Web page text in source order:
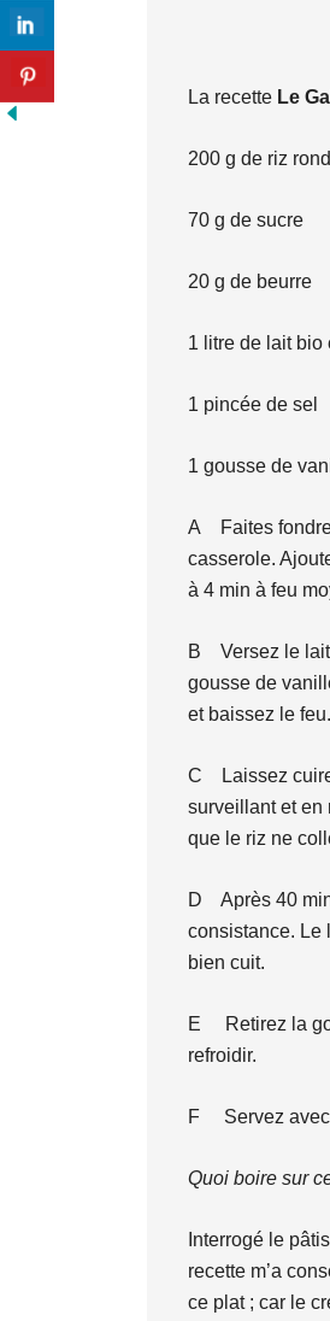
La recette Le Gall
200 g de riz rond
70 g de sucre
20 g de beurre
1 litre de lait bio
1 pincée de sel
1 gousse de
A Faites
casserole.
à 4 min à feu
B Versez le
gousse de
et baissez le feu.
C Laissez
surveillant et en
que le riz ne
D Après 40
consistance. Le
bien cuit.
E Retirez la
refroidir.
F Servez avec
Quoi boire sur
Interrogé le
recette m’a
ce plat ; car le